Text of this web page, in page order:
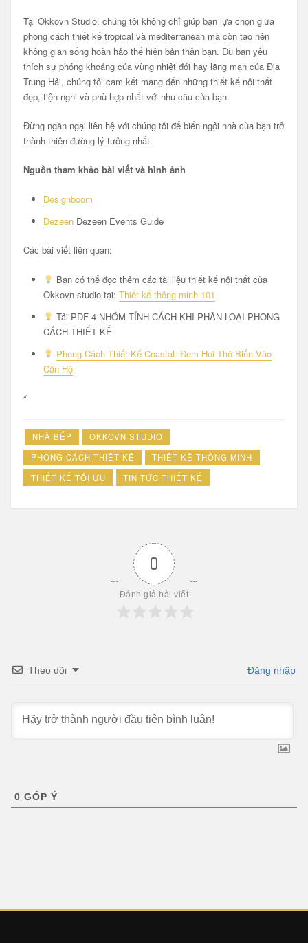
Tại Okkovn Studio, chúng tôi không chỉ giúp bạn lựa chọn giữa
phong cách thiết kế tropical và mediterranean mà còn tạo nên
không gian sống hoàn hảo thể hiện bản thân bạn. Dù bạn yêu
thích sự phóng khoáng của vùng nhiệt đới hay lãng mạn của Địa
Trung Hải, chúng tôi cam kết mang đến những thiết kế nội thất
đẹp, tiện nghi và phù hợp nhất với nhu cầu của bạn.
Đừng ngần ngại liên hệ với chúng tôi để biến ngôi nhà của bạn trở
thành thiên đường lý tưởng nhất.
Nguồn tham khảo bài viết và hình ảnh
Designboom
Dezeen Dezeen Events Guide
Các bài viết liên quan:
Bạn có thể đọc thêm các tài liệu thiết kế nội thất của
Okkovn studio tại:Thiết kế thông minh 101
Tải PDF 4 NHÓM TÍNH CÁCH KHI PHÂN LOẠI PHONG
CÁCH THIẾT KẾ
Phong Cách Thiết Kế Coastal: Đem Hơi Thở Biển Vào
Căn Hộ
“`
NHÀ BẾP
OKKOVN STUDIO
PHONG CÁCH THIẾT KẾ
THIẾT KẾ THÔNG MINH
THIẾT KẾ TỐI ƯU
TIN TỨC THIẾT KẾ
0
Đánh giá bài viết
Theo dõi Đăng nhập
0 GÓP Ý